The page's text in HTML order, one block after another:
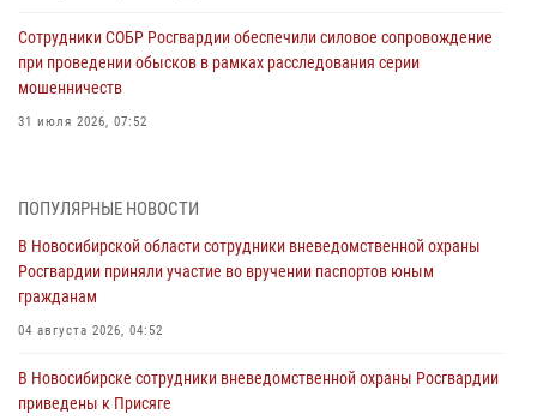
Сотрудники СОБР Росгвардии обеспечили силовое сопровождение
при проведении обысков в рамках расследования серии
мошенничеств
31 июля 2026, 07:52
При силовой поддержке бойцов ОМОН и СОБР Росгвардии
пресечена деятельность группы лиц, причастных к мошенничеству
в сфере страхования
В Новосибирске сотрудниками вневедомственной охраны
ПОПУЛЯРНЫЕ НОВОСТИ
В Новосибирской области сотрудники вневедомственной охраны
Росгвардии приняли участие во вручении паспортов юным
гражданам
04 августа 2026, 04:52
В Новосибирске сотрудники вневедомственной охраны Росгвардии
приведены к Присяге